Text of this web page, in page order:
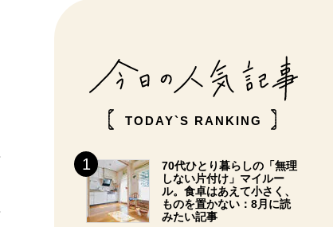
TODAY`S RANKING
70代ひとり暮らしの「無理
しない片付け」マイルー
ル。食卓はあえて小さく、
ものを置かない：8月に読
みたい記事